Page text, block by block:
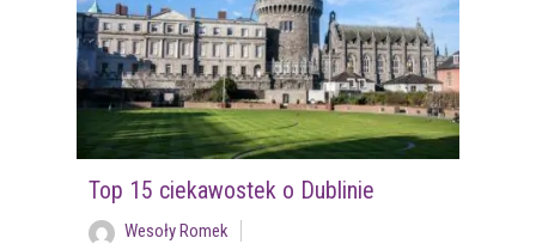
Top 15 ciekawostek o Dublinie
Wesoły Romek